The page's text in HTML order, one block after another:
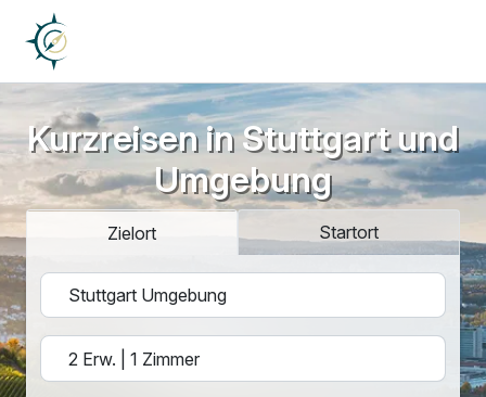
Kurzreisen in Stuttgart und
Umgebung
Zielort Startort